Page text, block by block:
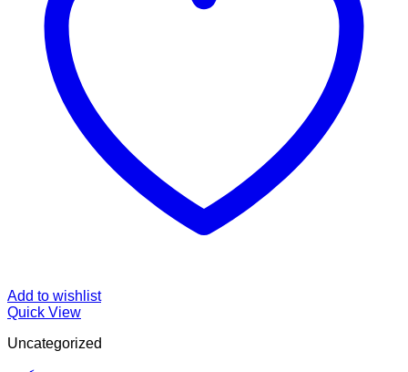
Add to wishlist
Quick View
Uncategorized